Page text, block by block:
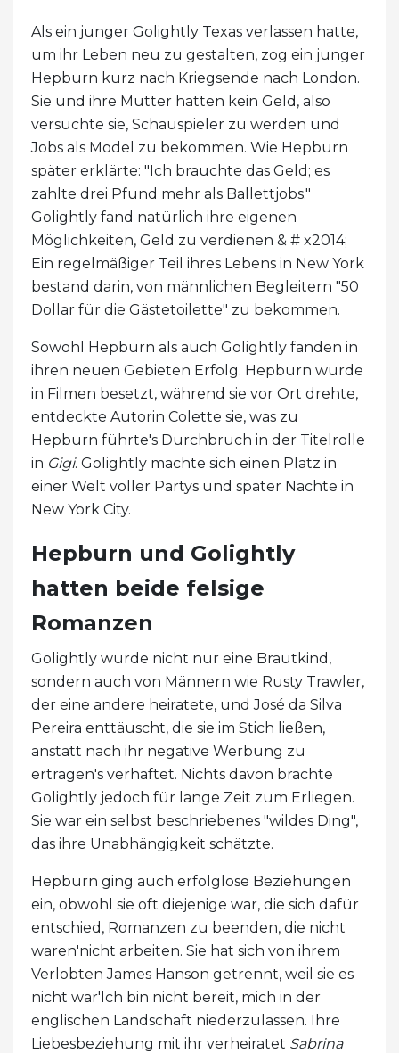
Als ein junger Golightly Texas verlassen hatte,
um ihr Leben neu zu gestalten, zog ein junger
Hepburn kurz nach Kriegsende nach London.
Sie und ihre Mutter hatten kein Geld, also
versuchte sie, Schauspieler zu werden und
Jobs als Model zu bekommen. Wie Hepburn
später erklärte: "Ich brauchte das Geld; es
zahlte drei Pfund mehr als Ballettjobs."
Golightly fand natürlich ihre eigenen
Möglichkeiten, Geld zu verdienen & # x2014;
Ein regelmäßiger Teil ihres Lebens in New York
bestand darin, von männlichen Begleitern "50
Dollar für die Gästetoilette" zu bekommen.
Sowohl Hepburn als auch Golightly fanden in
ihren neuen Gebieten Erfolg. Hepburn wurde
in Filmen besetzt, während sie vor Ort drehte,
entdeckte Autorin Colette sie, was zu
Hepburn führte's Durchbruch in der Titelrolle
in Gigi. Golightly machte sich einen Platz in
einer Welt voller Partys und später Nächte in
New York City.
Hepburn und Golightly
hatten beide felsige
Romanzen
Golightly wurde nicht nur eine Brautkind,
sondern auch von Männern wie Rusty Trawler,
der eine andere heiratete, und José da Silva
Pereira enttäuscht, die sie im Stich ließen,
anstatt nach ihr negative Werbung zu
ertragen's verhaftet. Nichts davon brachte
Golightly jedoch für lange Zeit zum Erliegen.
Sie war ein selbst beschriebenes "wildes Ding",
das ihre Unabhängigkeit schätzte.
Hepburn ging auch erfolglose Beziehungen
ein, obwohl sie oft diejenige war, die sich dafür
entschied, Romanzen zu beenden, die nicht
waren'nicht arbeiten. Sie hat sich von ihrem
Verlobten James Hanson getrennt, weil sie es
nicht war'Ich bin nicht bereit, mich in der
englischen Landschaft niederzulassen. Ihre
Liebesbeziehung mit ihr verheiratet Sabrina